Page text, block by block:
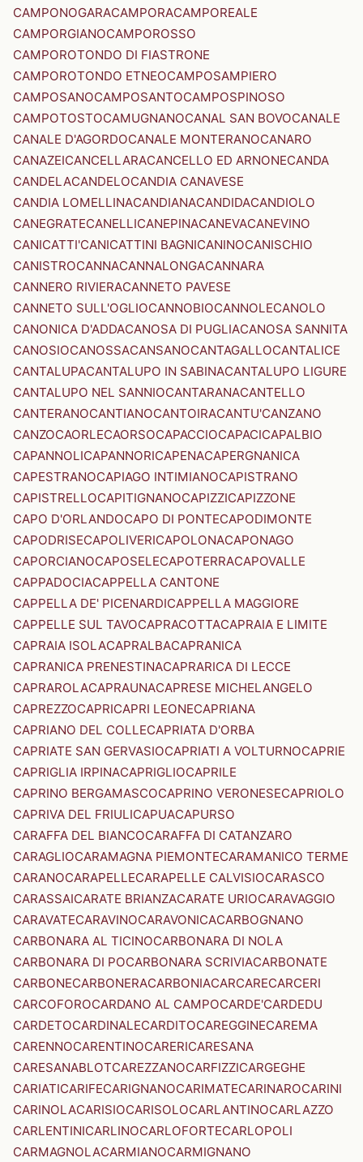
CAMPONOGARACAMPORACAMPOREALE
CAMPORGIANOCAMPOROSSO
CAMPOROTONDO DI FIASTRONE
CAMPOROTONDO ETNEOCAMPOSAMPIERO
CAMPOSANOCAMPOSANTOCAMPOSPINOSO
CAMPOTOSTOCAMUGNANOCANAL SAN BOVOCANALE
CANALE D'AGORDOCANALE MONTERANOCANARO
CANAZEICANCELLARACANCELLO ED ARNONECANDA
CANDELACANDELOCANDIA CANAVESE
CANDIA LOMELLINACANDIANACANDIDACANDIOLO
CANEGRATECANELLICANEPINACANEVACANEVINO
CANICATTI'CANICATTINI BAGNICANINOCANISCHIO
CANISTROCANNACANNALONGACANNARA
CANNERO RIVIERACANNETO PAVESE
CANNETO SULL'OGLIOCANNOBIOCANNOLECANOLO
CANONICA D'ADDACANOSA DI PUGLIACANOSA SANNITA
CANOSIOCANOSSACANSANOCANTAGALLOCANTALICE
CANTALUPACANTALUPO IN SABINACANTALUPO LIGURE
CANTALUPO NEL SANNIOCANTARANACANTELLO
CANTERANOCANTIANOCANTOIRACANTU'CANZANO
CANZOCAORLECAORSOCAPACCIOCAPACICAPALBIO
CAPANNOLICAPANNORICAPENACAPERGNANICA
CAPESTRANOCAPIAGO INTIMIANOCAPISTRANO
CAPISTRELLOCAPITIGNANOCAPIZZICAPIZZONE
CAPO D'ORLANDOCAPO DI PONTECAPODIMONTE
CAPODRISECAPOLIVERICAPOLONACAPONAGO
CAPORCIANOCAPOSELECAPOTERRACAPOVALLE
CAPPADOCIACAPPELLA CANTONE
CAPPELLA DE' PICENARDICAPPELLA MAGGIORE
CAPPELLE SUL TAVOCAPRACOTTACAPRAIA E LIMITE
CAPRAIA ISOLACAPRALBACAPRANICA
CAPRANICA PRENESTINACAPRARICA DI LECCE
CAPRAROLACAPRAUNACAPRESE MICHELANGELO
CAPREZZOCAPRICAPRI LEONECAPRIANA
CAPRIANO DEL COLLECAPRIATA D'ORBA
CAPRIATE SAN GERVASIOCAPRIATI A VOLTURNOCAPRIE
CAPRIGLIA IRPINACAPRIGLIOCAPRILE
CAPRINO BERGAMASCOCAPRINO VERONESECAPRIOLO
CAPRIVA DEL FRIULICAPUACAPURSO
CARAFFA DEL BIANCOCARAFFA DI CATANZARO
CARAGLIOCARAMAGNA PIEMONTECARAMANICO TERME
CARANOCARAPELLECARAPELLE CALVISIOCARASCO
CARASSAICARATE BRIANZACARATE URIOCARAVAGGIO
CARAVATECARAVINOCARAVONICACARBOGNANO
CARBONARA AL TICINOCARBONARA DI NOLA
CARBONARA DI POCARBONARA SCRIVIACARBONATE
CARBONECARBONERACARBONIACARCARECARCERI
CARCOFOROCARDANO AL CAMPOCARDE'CARDEDU
CARDETOCARDINALECARDITOCAREGGINECAREMA
CARENNOCARENTINOCARERICARESANA
CARESANABLOTCAREZZANOCARFIZZICARGEGHE
CARIATICARIFECARIGNANOCARIMATECARINAROCARINI
CARINOLACARISIOCARISOLOCARLANTINOCARLAZZO
CARLENTINICARLINOCARLOFORTECARLOPOLI
CARMAGNOLACARMIANOCARMIGNANO